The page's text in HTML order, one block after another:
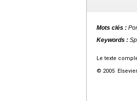
Mots clés :
Keywords :
Le texte
© 2005